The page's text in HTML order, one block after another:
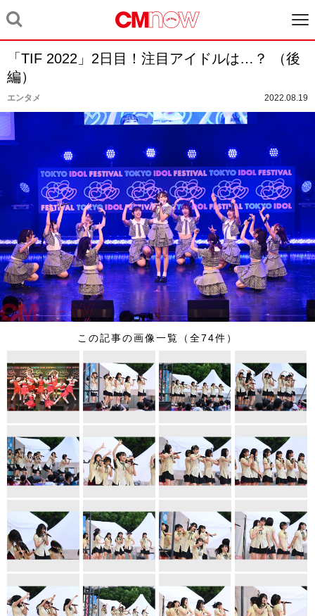
「TIF 2022」2日目！注目アイドルは…？ （後
編）
エンタメ 2022.08.19
この記事の画像一覧（全74件）